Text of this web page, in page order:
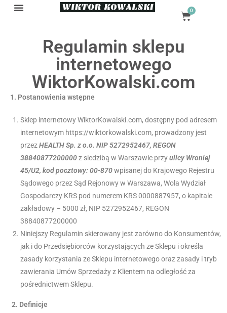
0
Regulamin sklepu
internetowego
WiktorKowalski.com
1. Postanowienia wstępne
Sklep internetowy WiktorKowalski.com, dostępny pod adresem
internetowym https://wiktorkowalski.com, prowadzony jest
przezHEALTH Sp. z o.o. NIP 5272952467, REGON
38840877200000z siedzibą w Warszawie przyulicy Wroniej
45/U2, kod pocztowy: 00-870wpisanej do Krajowego Rejestru
Sądowego przez Sąd Rejonowy w Warszawa, Wola Wydział
Gospodarczy KRS pod numerem KRS 0000887957, o kapitale
zakładowy – 5000 zł, NIP 5272952467, REGON
38840877200000
Niniejszy Regulamin skierowany jest zarówno do Konsumentów,
jak i do Przedsiębiorców korzystających ze Sklepu i określa
zasady korzystania ze Sklepu internetowego oraz zasady i tryb
zawierania Umów Sprzedaży z Klientem na odległość za
pośrednictwem Sklepu.
2. Definicje